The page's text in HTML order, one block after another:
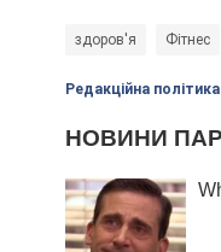
здоров'я Фітнес
Редакційна політика